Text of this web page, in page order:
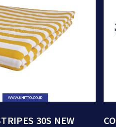
30S NEW